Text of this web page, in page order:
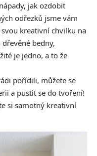
jak ozdobit
odřezků jsme vám
kreativní chvilku na
bedny,
je jedno, a to že
pořídili, můžete se
a pustit se do tvoření!
si samotný kreativní